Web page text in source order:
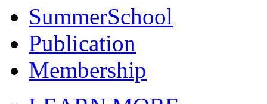
SummerSchool
Publication
Membership